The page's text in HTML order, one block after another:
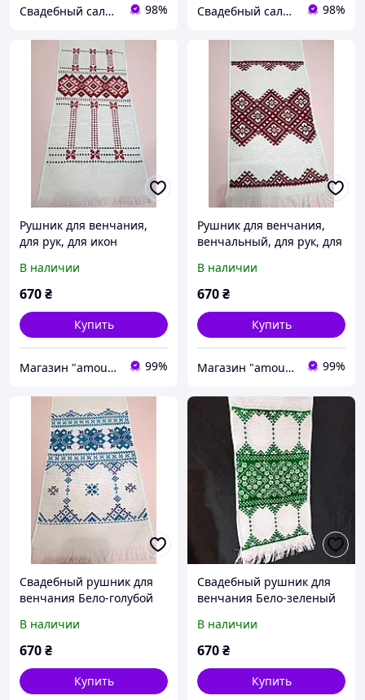
Свадебный салон "ПРИНЦЕССА" 98% Свадебный салон "ПРИНЦЕССА" 98%
Рушник для венчания,
для рук, для икон
В наличии
670₴
Купить
Магазин "amourshop.net" (Амуршоп) 99%
Рушник для венчания,
венчальный, для рук, для
В наличии
670₴
Купить
Магазин "amourshop.net" (Амуршоп) 99%
Свадебный рушник для
венчания Бело-голубой
рушник для рук Рушник
свадебный для икон
В наличии
670₴
Купить
Свадебный рушник для
венчания Бело-зеленый
свадебный рушник
Рушник для икон
В наличии
670₴
Купить